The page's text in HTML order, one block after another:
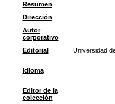
Resumen
Dirección
Autor
corporativo
Editorial
Universidad
Idioma
Editor de la
colección